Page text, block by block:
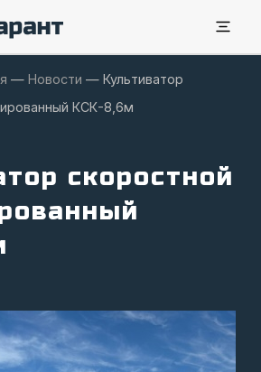
— Новости — Культиватор
КСК-8,6м
скоростной